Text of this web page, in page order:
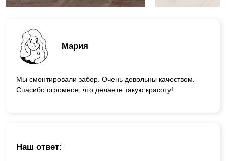
Мария
Мы смонтировали забор. Очень довольны качеством.
Спасибо огромное, что делаете такую красоту!
Наш ответ: